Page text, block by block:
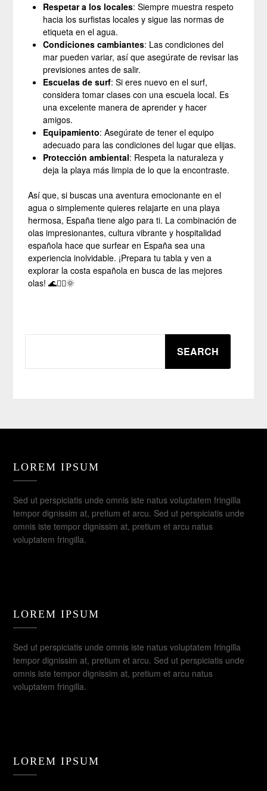
Respetar a los locales: Siempre muestra respeto
hacia los surfistas locales y sigue las normas de
etiqueta en el agua.
Condiciones cambiantes: Las condiciones del
mar pueden variar, así que asegúrate de revisar las
previsiones antes de salir.
Escuelas de surf: Si eres nuevo en el surf,
considera tomar clases con una escuela local. Es
una excelente manera de aprender y hacer
amigos.
Equipamiento: Asegúrate de tener el equipo
adecuado para las condiciones del lugar que elijas.
Protección ambiental: Respeta la naturaleza y
deja la playa más limpia de lo que la encontraste.
Así que, si buscas una aventura emocionante en el
agua o simplemente quieres relajarte en una playa
hermosa, España tiene algo para ti. La combinación de
olas impresionantes, cultura vibrante y hospitalidad
española hace que surfear en España sea una
experiencia inolvidable. ¡Prepara tu tabla y ven a
explorar la costa española en busca de las mejores
olas! 🌊🏄‍♂️🌞
SEARCH
LOREM IPSUM
Sed ut perspiciatis unde omnis iste natus voluptatem fringilla
tempor dignissim at, pretium et arcu. Sed ut perspiciatis unde
omnis iste tempor dignissim at, pretium et arcu natus
voluptatem fringilla.
LOREM IPSUM
Sed ut perspiciatis unde omnis iste natus voluptatem fringilla
tempor dignissim at, pretium et arcu. Sed ut perspiciatis unde
omnis iste tempor dignissim at, pretium et arcu natus
voluptatem fringilla.
LOREM IPSUM